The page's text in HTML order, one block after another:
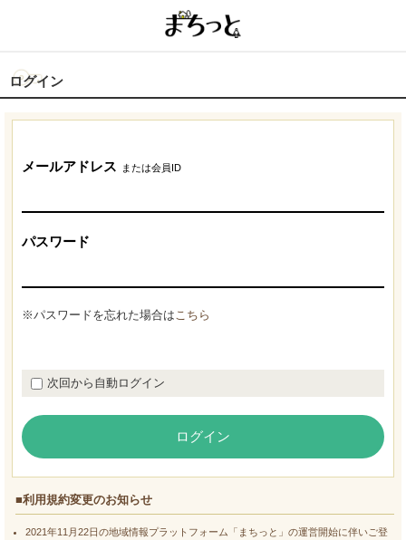
ログイン
メールアドレス または会員ID
パスワード
※パスワードを忘れた場合はこちら
次回から自動ログイン
ログイン
■利用規約変更のお知らせ
2021年11月22日の地域情報プラットフォーム「まちっと」の運営開始に伴いご登